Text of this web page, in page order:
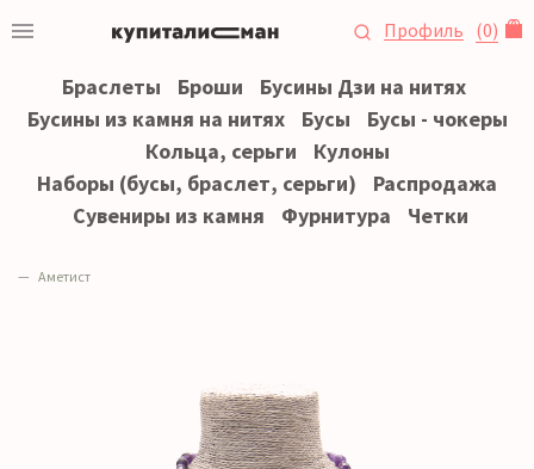
Профиль (0)
Браслеты Броши
Бусины Дзи на нитях
Бусины из камня на нитях
Бусы
Бусы - чокеры
Кольца, серьги
Кулоны
Наборы (бусы, браслет, серьги)
Распродажа
Сувениры из камня
Фурнитура Четки
Аметист